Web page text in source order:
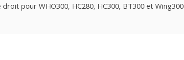
pour WHO300, HC280, HC300, BT300 et Wing300